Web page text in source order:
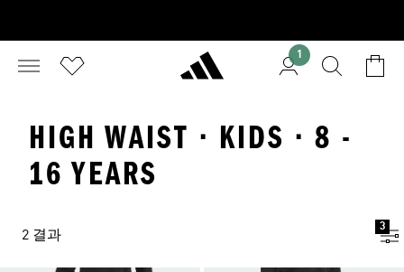
1
HIGH WAIST · KIDS · 8 -
16 YEARS
2 결과
3